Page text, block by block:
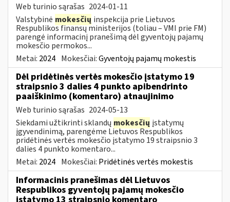
Web turinio sąrašas 2024-01-11
Valstybinė mokesčių inspekcija prie Lietuvos
Respublikos finansų ministerijos (toliau – VMI prie FM)
parengė informacinį pranešimą dėl gyventojų pajamų
mokesčio permokos...
Metai: 2024 Mokesčiai:Gyventojų pajamų mokestis
Dėl pridėtinės vertės mokesčio įstatymo 19
straipsnio 3 dalies 4 punkto apibendrinto
paaiškinimo (komentaro) atnaujinimo
Web turinio sąrašas 2024-05-13
Siekdami užtikrinti sklandų mokesčių įstatymų
įgyvendinimą, parengėme Lietuvos Respublikos
pridėtinės vertės mokesčio įstatymo 19 straipsnio 3
dalies 4 punkto komentaro...
Metai: 2024 Mokesčiai: Pridėtinės vertės mokestis
Informacinis pranešimas dėl Lietuvos
Respublikos gyventojų pajamų mokesčio
įstatymo 13 straipsnio komentaro